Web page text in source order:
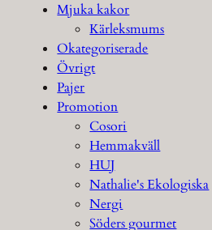
Mjuka kakor
Kärleksmums
Okategoriserade
Övrigt
Pajer
Promotion
Cosori
Hemmakväll
HUJ
Nathalie's Ekologiska
Nergi
Söders gourmet